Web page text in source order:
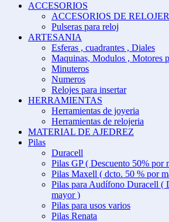
ACCESORIOS
ACCESORIOS DE
Pulseras para reloj
ARTESANIA
Esferas , cuadrantes , Diales
Maquinas, Modulos , Motores
Minuteros
Numeros
Relojes para insertar
HERRAMIENTAS
Herramientas de joyeria
Herramientas de relojeria
MATERIAL DE AJEDREZ
Pilas
Duracell
Pilas GP ( Descuento 50% por
Pilas Maxell ( dcto. 50 % por
Pilas para Audífono Duracell (
mayor )
Pilas para usos varios
Pilas Renata